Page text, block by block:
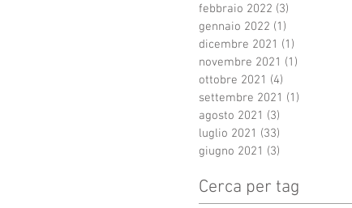
febbraio 2022 (3)
gennaio 2022 (1)
dicembre 2021 (1)
novembre 2021 (1)
ottobre 2021 (4)
settembre 2021 (1)
agosto 2021 (3)
luglio 2021 (33)
giugno 2021 (3)
Cerca per tag